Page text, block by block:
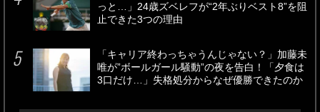
っと…」24歳ズベレフが“2年ぶりベスト8”を阻
止できた3つの理由
「キャリア終わっちゃうんじゃない？」加藤未
唯が”ボールガール騒動”の夜を告白！「夕食は
3口だけ…」失格処分からなぜ優勝できたのか